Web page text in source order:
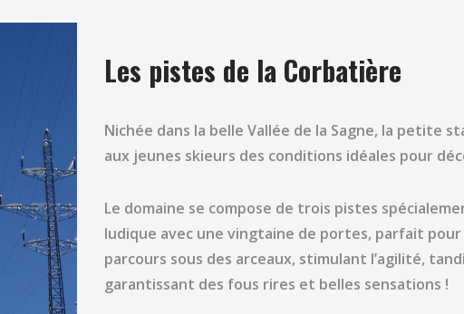
Les pistes de la Corbatière
Nichée dans la belle Vallée de la Sagne, la
aux jeunes skieurs des conditions idéales pour
Le domaine se compose de trois pistes
ludique avec une vingtaine de portes, parfait
parcours sous des arceaux, stimulant l’agilité,
garantissant des fous rires et belles sensations !